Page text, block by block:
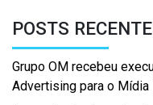
POSTS
Grupo OM recebeu
Advertising para o Mídia